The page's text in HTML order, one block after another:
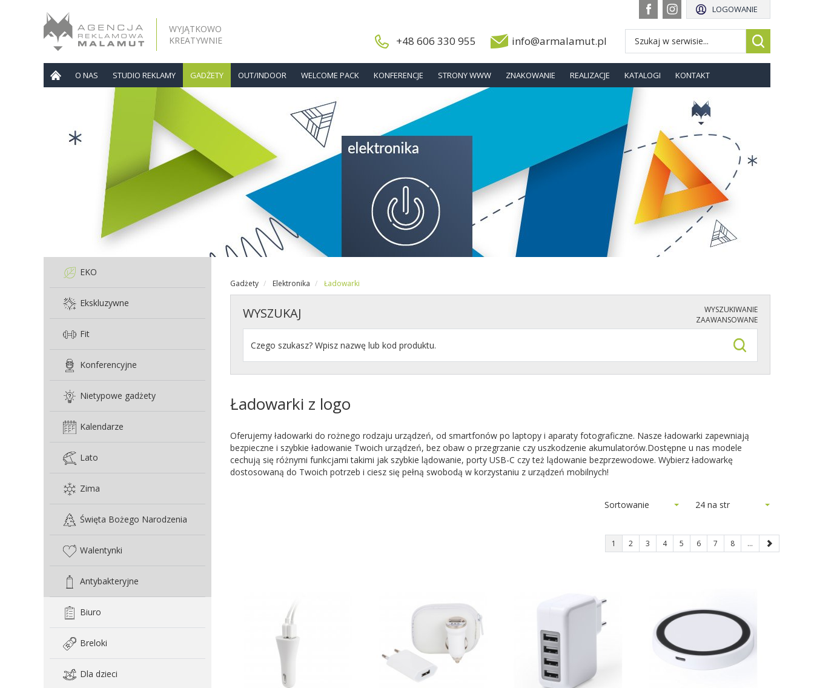
WYJĄTKOWO
KREATYWNIE
+48 606 330 955 info@armalamut.pl
LOGOWANIE
O NAS STUDIO REKLAMY GADŻETY OUT/INDOOR WELCOME PACK KONFERENCJE STRONY WWW ZNAKOWANIE REALIZACJE KATALOGI KONTAKT
EKO
Ekskluzywne
Fit
Konferencyjne
Nietypowe gadżety
Kalendarze
Lato
Zima
Święta Bożego Narodzenia
Walentynki
Antybakteryjne
Biuro
Breloki
Dla dzieci
Gadżety Elektronika Ładowarki
WYSZUKAJ
WYSZUKIWANIE
ZAAWANSOWANE
Ładowarki z logo
Oferujemy ładowarki do rożnego rodzaju urządzeń, od smartfonów po laptopy i aparaty fotograficzne. Nasze ładowarki zapewniają
bezpieczne i szybkie ładowanie Twoich urządzeń, bez obaw o przegrzanie czy uszkodzenie akumulatorów.Dostępne u nas modele
cechują się różnymi funkcjami takimi jak szybkie lądowanie, porty USB-C czy też lądowanie bezprzewodowe. Wybierz ładowarkę
dostosowaną do Twoich potrzeb i ciesz się pełną swobodą w korzystaniu z urządzeń mobilnych!
Sortowanie 24 na str
1 2 3 4 5 6 7 8 ...